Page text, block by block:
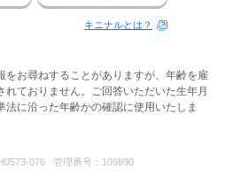
キニナルとは？
をお尋ねすることがありますが、年齢を雇
れておりません。ご回答いただいた生年月
法に沿った年齢かの確認に使用いたしま
076 管理番号： 109890